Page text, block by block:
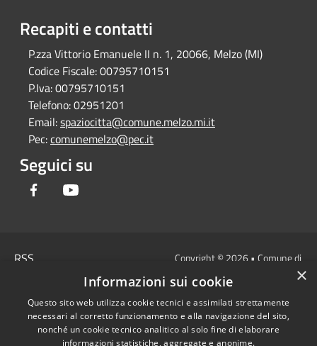
Recapiti e contatti
P.zza Vittorio Emanuele II n. 1, 20066, Melzo (MI)
Codice Fiscale:00795710151
P.Iva:00795710151
Telefono:02951201
Email:spaziocitta@comune.melzo.mi.it
Pec:comunemelzo@pec.it
Seguici su
Facebook
RSS
Cookie
Mappa del sito
Copyright © 2026 • Comune di
Melzo - Città Metropolitana di
Milano • Powered by
Municipium•Accesso
redazione
×
Informazioni sui cookie
Questo sito web utilizza cookie tecnici e assimilati strettamente
necessari al corretto funzionamento e alla navigazione del sito,
nonché un cookie tecnico analitico al solo fine di elaborare
informazioni statistiche, aggregate e anonime.